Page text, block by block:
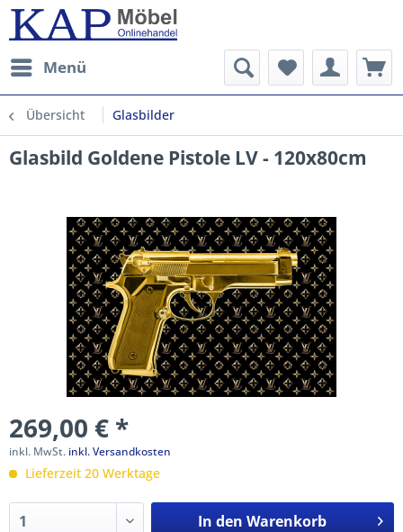
Menü
Übersicht Glasbilder
Glasbild Goldene Pistole LV - 120x80cm
269,00 € *
inkl. MwSt. inkl. Versandkosten
Lieferzeit 20 Werktage
In den Warenkorb